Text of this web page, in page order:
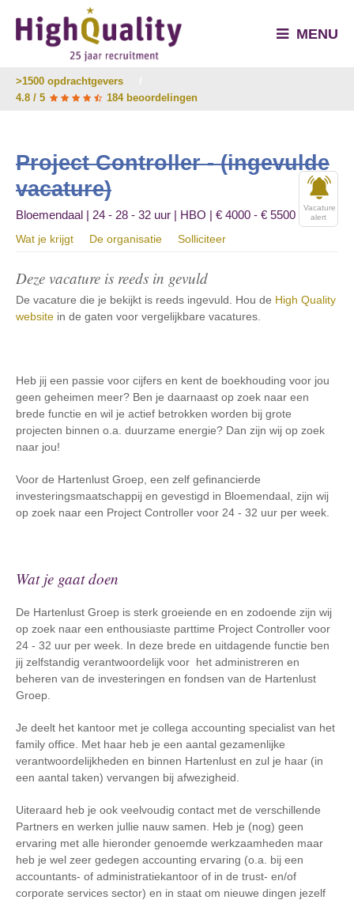
MENU
>1500 opdrachtgevers
4.8 / 5
184 beoordelingen
Project Controller - (ingevulde
vacature)
Vacature
alert
Bloemendaal | 24 - 28 - 32 uur | HBO | € 4000 - € 5500
Wat je krijgt De organisatie Solliciteer
Deze vacature is reeds in gevuld
De vacature die je bekijkt is reeds ingevuld. Hou de High Quality
website in de gaten voor vergelijkbare vacatures.
Heb jij een passie voor cijfers en kent de boekhouding voor jou
geen geheimen meer? Ben je daarnaast op zoek naar een
brede functie en wil je actief betrokken worden bij grote
projecten binnen o.a. duurzame energie? Dan zijn wij op zoek
naar jou!
Voor de Hartenlust Groep, een zelf gefinancierde
investeringsmaatschappij en gevestigd in Bloemendaal, zijn wij
op zoek naar een Project Controller voor 24 - 32 uur per week.
Wat je gaat doen
De Hartenlust Groep is sterk groeiende en en zodoende zijn wij
op zoek naar een enthousiaste parttime Project Controller voor
24 - 32 uur per week. In deze brede en uitdagende functie ben
jij zelfstandig verantwoordelijk voor het administreren en
beheren van de investeringen en fondsen van de Hartenlust
Groep.
Je deelt het kantoor met je collega accounting specialist van het
family office. Met haar heb je een aantal gezamenlijke
verantwoordelijkheden en binnen Hartenlust en zul je haar (in
een aantal taken) vervangen bij afwezigheid.
Uiteraard heb je ook veelvoudig contact met de verschillende
Partners en werken jullie nauw samen. Heb je (nog) geen
ervaring met alle hieronder genoemde werkzaamheden maar
heb je wel zeer gedegen accounting ervaring (o.a. bij een
accountants- of administratiekantoor of in de trust- en/of
corporate services sector) en in staat om nieuwe dingen jezelf